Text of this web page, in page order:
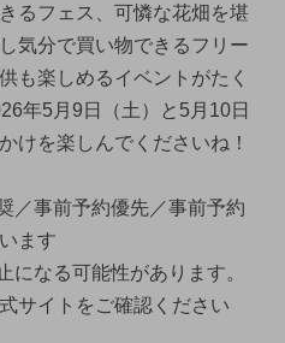
るフェス、可憐な花畑を堪
気分で買い物できるフリー
も楽しめるイベントがたく
年5月9日（土）と5月10日
けを楽しんでくださいね！
／事前予約優先／事前予約
ます
なる可能性があります。
サイトをご確認ください